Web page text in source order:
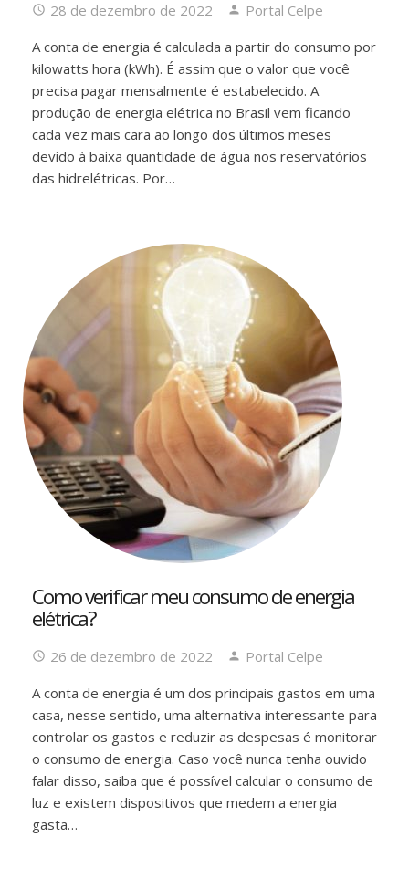
28 de dezembro de 2022
Portal Celpe
A conta de energia é calculada a partir do consumo por
kilowatts hora (kWh). É assim que o valor que você
precisa pagar mensalmente é estabelecido. A
produção de energia elétrica no Brasil vem ficando
cada vez mais cara ao longo dos últimos meses
devido à baixa quantidade de água nos reservatórios
das hidrelétricas. Por…
Como verificar meu consumo de energia
elétrica?
26 de dezembro de 2022
Portal Celpe
A conta de energia é um dos principais gastos em uma
casa, nesse sentido, uma alternativa interessante para
controlar os gastos e reduzir as despesas é monitorar
o consumo de energia. Caso você nunca tenha ouvido
falar disso, saiba que é possível calcular o consumo de
luz e existem dispositivos que medem a energia
gasta…